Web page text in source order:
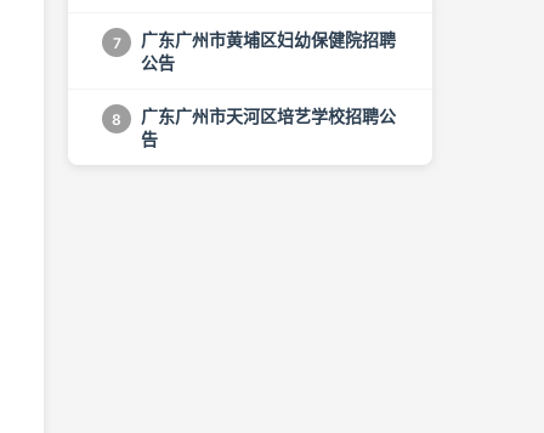
7
广东广州市黄埔区妇幼保健院招聘
公告
8
广东广州市天河区培艺学校招聘公
告